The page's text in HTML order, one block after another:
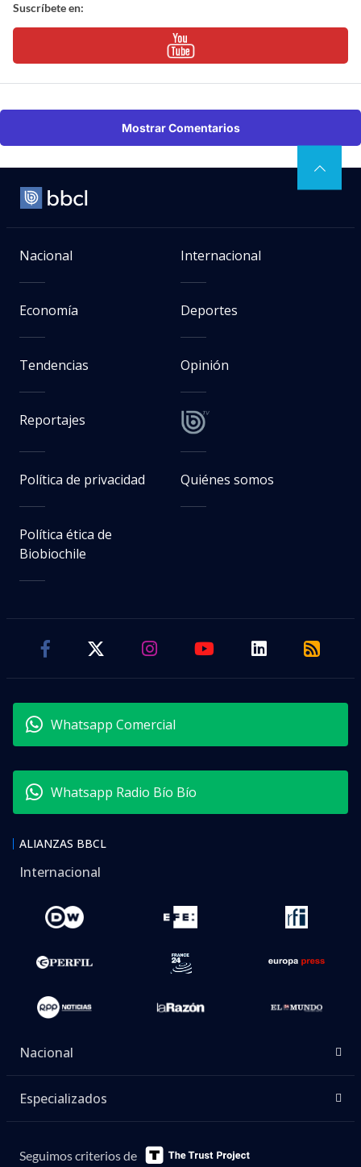
Suscríbete en:
Mostrar Comentarios
Nacional Internacional
Economía Deportes
Tendencias Opinión
Reportajes
Política de privacidad Quiénes somos
Política ética de
Biobiochile
Whatsapp Comercial
Whatsapp Radio Bío Bío
ALIANZAS BBCL
Internacional
Nacional
Especializados
Seguimos criterios de